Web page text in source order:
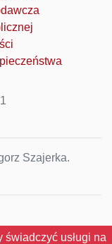
Szajerka.
usługi na